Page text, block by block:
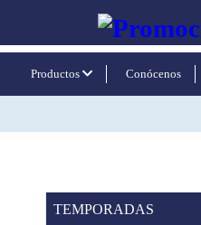
Productos Conócenos
TEMPORADAS